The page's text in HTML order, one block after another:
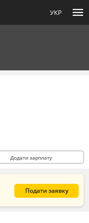
УКР menu
Додати зарплату
Подати заявку